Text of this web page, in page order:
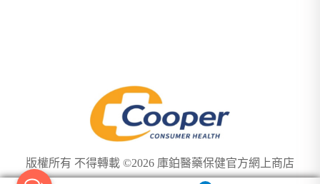
版權所有 不得轉載 ©2026 庫鉑醫藥保健官方網上商店